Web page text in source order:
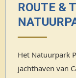
ROUTE &
Het Natuurpark
jachthaven van